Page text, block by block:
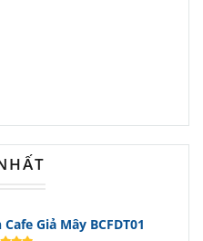
và rộng 600mm;
Cafe Giả Mây BCFDT01